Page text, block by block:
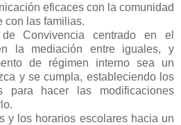
eficaces con la comunidad
con las familias.
Convivencia centrado en el
la mediación entre iguales, y
de régimen interno sea un
y se cumpla, estableciendo los
para hacer las modificaciones
y los horarios escolares hacia un